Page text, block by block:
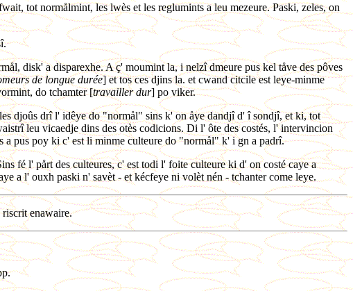
tot normålmint, les lwès et les reglumints a leu mezeure. Paski, zeles, on
disk' a disparexhe. A ç' moumint la, i nelzî dmeure pus kel tåve des pôves
de longue durée] et tos ces djins la. et cwand citcile est leye-minme
do tchamter [travailler dur] po viker.
djoûs drî l' idêye do "normål" sins k' on åye dandjî d' î sondjî, et ki, tot
leu vicaedje dins des otès codicions. Di l' ôte des costés, l' intervincion
a pus poy ki c' est li minme culteure do "normål" k' i gn a padrî.
fé l' pårt des culteures, c' est todi l' foite culteure ki d' on costé caye a
a l' ouxh paski n' savèt - et kécfeye ni volèt nén - tchanter come leye.
enawaire.